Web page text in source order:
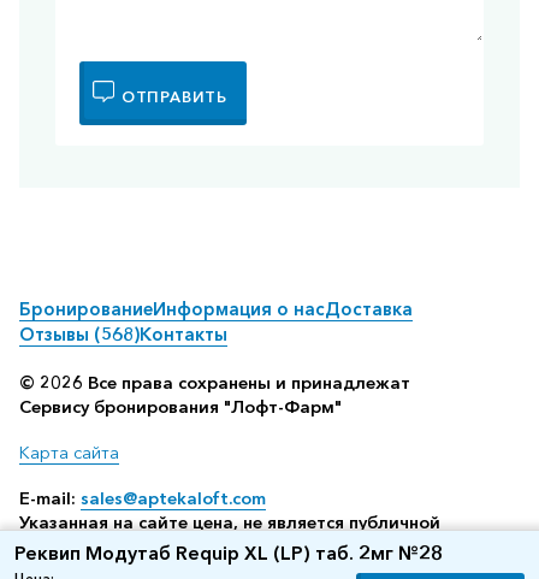
ОТПРАВИТЬ
Реквип Модутаб Requip XL (LP) таб. 2мг №28
БронированиеИнформация о насДоставка
Отзывы (568)Контакты
© 2026 Все права сохранены и принадлежат
Сервису бронирования "Лофт-Фарм"
Карта сайта
E-mail: sales@aptekaloft.com
Указанная на сайте цена, не является публичной
офертой, а всего лишь отображает среднюю стоимость
посредством бронирования в аптеке (по данным нашего